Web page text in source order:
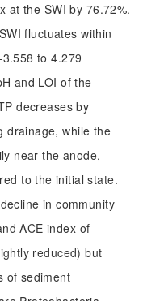
at the SWI by 76.72%.
fluctuates within
to 4.279
and LOI of the
decreases by
drainage, while the
near the anode,
to the initial state.
in community
ACE index of
reduced) but
of sediment